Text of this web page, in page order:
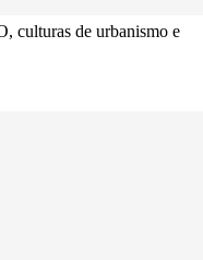
culturas de urbanismo e